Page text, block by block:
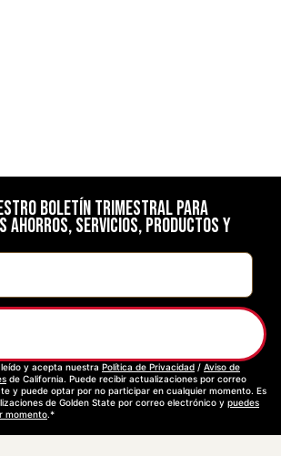
boletín trimestral para
ahorros, servicios, productos y
y acepta nuestra Política de Privacidad / Aviso de
de California. Puede recibir actualizaciones por correo
y puede optar por no participar en cualquier momento. Es
de Golden State por correo electrónico y puedes
momento.*